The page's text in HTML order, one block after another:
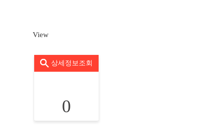
View
상세정보조회
0